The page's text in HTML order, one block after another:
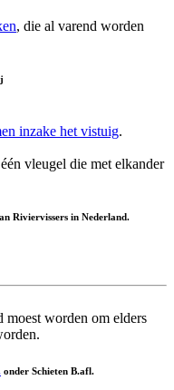
, die al varend worden
inzake het vistuig.
vleugel die met elkander
Riviervissers in Nederland.
moest worden om elders
onder Schieten B.afl.